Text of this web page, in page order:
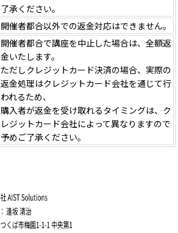
了承ください。
開催者都合以外での返金対応はできません。
開催者都合で講座を中止した場合は、全額返
金いたします。
ただしクレジットカード決済の場合、実際の
返金処理はクレジットカード会社を通じて行
われるため、
購入者が返金を受け取れるタイミングは、ク
レジットカード会社によって異なりますので
予めご了承ください。